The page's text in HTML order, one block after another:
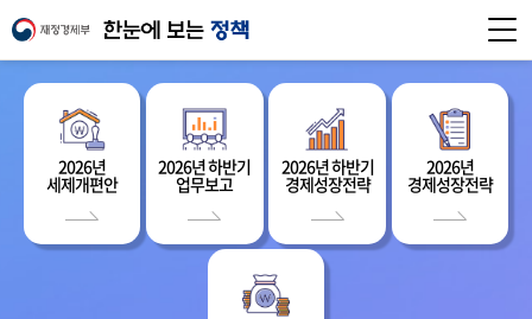
2026년
세제개편안
2026년 하반기
업무보고
2026년 하반기
경제성장전략
2026년
경제성장전략